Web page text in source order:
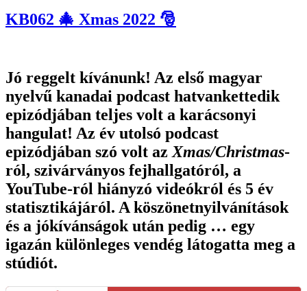
KB062 🎄 Xmas 2022 🎅
Jó reggelt kívánunk! Az első magyar
nyelvű kanadai podcast hatvankettedik
epizódjában teljes volt a karácsonyi
hangulat! Az év utolsó podcast
epizódjában szó volt az Xmas/Christmas-
ról, szivárványos fejhallgatóról, a
YouTube-ról hiányzó videókról és 5 év
statisztikájáról. A köszönetnyilvánítások
és a jókívánságok után pedig … egy
igazán különleges vendég látogatta meg a
stúdiót.